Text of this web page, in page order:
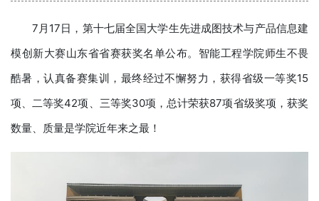
7月17日，第十七届全国大学生先进成图技术与产品信息建
模创新大赛山东省省赛获奖名单公布。智能工程学院师生不畏
酷暑，认真备赛集训，最终经过不懈努力，获得省级一等奖15
项、二等奖42项、三等奖30项，总计荣获87项省级奖项，获奖
数量、质量是学院近年来之最！